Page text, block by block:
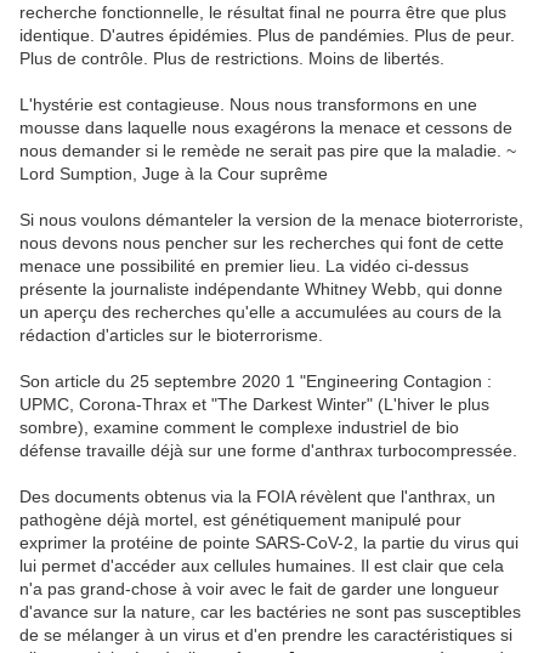
recherche fonctionnelle, le résultat final ne pourra être que plus
identique. D'autres épidémies. Plus de pandémies. Plus de peur.
Plus de contrôle. Plus de restrictions. Moins de libertés.
L'hystérie est contagieuse. Nous nous transformons en une
mousse dans laquelle nous exagérons la menace et cessons de
nous demander si le remède ne serait pas pire que la maladie. ~
Lord Sumption, Juge à la Cour suprême
Si nous voulons démanteler la version de la menace bioterroriste,
nous devons nous pencher sur les recherches qui font de cette
menace une possibilité en premier lieu. La vidéo ci-dessus
présente la journaliste indépendante Whitney Webb, qui donne
un aperçu des recherches qu'elle a accumulées au cours de la
rédaction d'articles sur le bioterrorisme.
Son article du 25 septembre 2020 1 "Engineering Contagion :
UPMC, Corona-Thrax et "The Darkest Winter" (L'hiver le plus
sombre), examine comment le complexe industriel de bio
défense travaille déjà sur une forme d'anthrax turbocompressée.
Des documents obtenus via la FOIA révèlent que l'anthrax, un
pathogène déjà mortel, est génétiquement manipulé pour
exprimer la protéine de pointe SARS-CoV-2, la partie du virus qui
lui permet d'accéder aux cellules humaines. Il est clair que cela
n'a pas grand-chose à voir avec le fait de garder une longueur
d'avance sur la nature, car les bactéries ne sont pas susceptibles
de se mélanger à un virus et d'en prendre les caractéristiques si